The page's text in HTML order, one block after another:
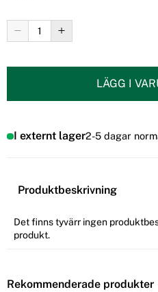
LÄGG I
I externt lager2-5 dagar
Produktbeskrivning
Det finns tyvärr ingen
produkt.
Rekommenderade produkter